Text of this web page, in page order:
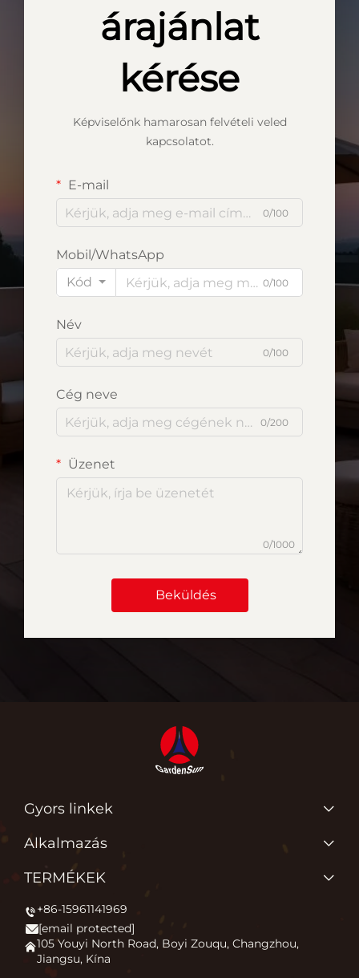
árajánlat
kérése
Képviselőnk hamarosan felvételi veled
kapcsolatot.
E-mail
0/100
Mobil/WhatsApp
Kód
0/100
Név
0/100
Cég neve
0/200
Üzenet
0/1000
Beküldés
Gyors linkek
TERMÉKEK
Hírek
Lépjen kapcsolatba velünk
GYIK
Alkalmazás
Miért szeretjük azt, amit csinálunk?
TERMÉKEK
Teraszfűtő
Tűzrakóhely
Pizza sütő
+86-15961141969
[email protected]
105 Youyi North Road, Boyi Zouqu, Changzhou,
Jiangsu, Kína